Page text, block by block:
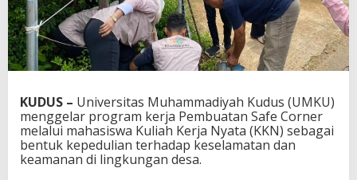
KUDUS – Universitas Muhammadiyah Kudus (UMKU)
menggelar program kerja Pembuatan Safe Corner
melalui mahasiswa Kuliah Kerja Nyata (KKN) sebagai
bentuk kepedulian terhadap keselamatan dan
keamanan di lingkungan desa.